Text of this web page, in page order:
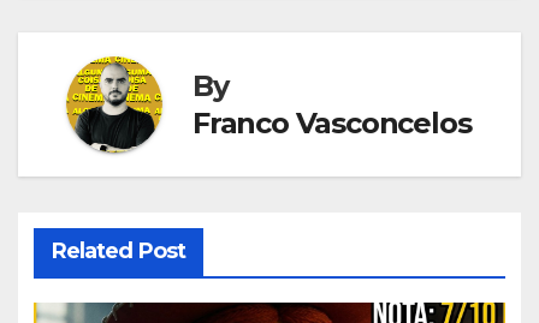
By
Franco Vasconcelos
Related Post